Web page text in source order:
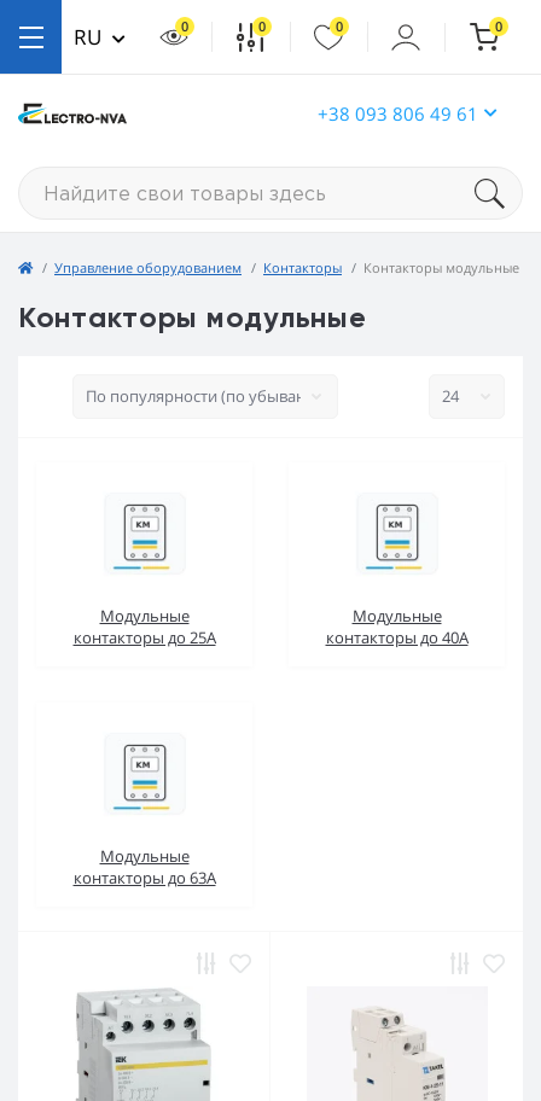
+38 093 806 49 61
RU 0 0 0 0
Управление оборудованием Контакторы Контакторы модульные
Контакторы модульные
Модульные
контакторы до 25А
Модульные
контакторы до 40А
Модульные
контакторы до 63А